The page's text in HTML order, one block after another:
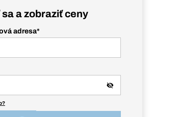
a zobraziť ceny
adresa*